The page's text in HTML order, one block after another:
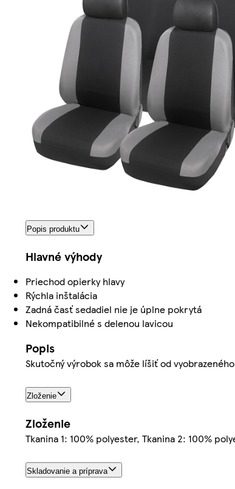
Popis produktu
Hlavné výhody
Priechod opierky hlavy
Rýchla inštalácia
Zadná časť sedadiel nie je úplne pokrytá
Nekompatibilné s delenou lavicou
Popis
Skutočný výrobok sa môže líšiť od
Zloženie
Zloženie
Tkanina 1: 100% polyester, Tkanina 2: 100%
Skladovanie a príprava